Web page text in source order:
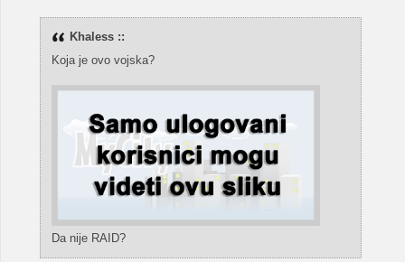
Khaless ::
Koja je ovo vojska?
Da nije RAID?